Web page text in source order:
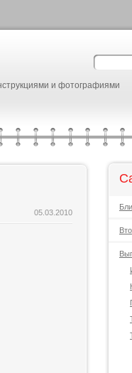
и фотографиями
05.03.2010